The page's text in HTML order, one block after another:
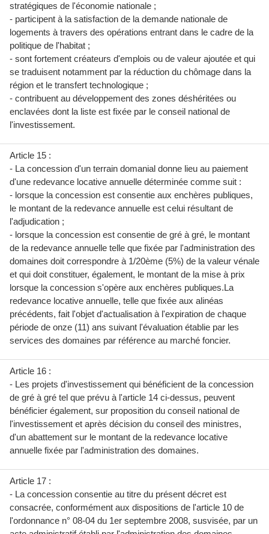
stratégiques de l'économie nationale ;
- participent à la satisfaction de la demande nationale de
logements à travers des opérations entrant dans le cadre de la
politique de l'habitat ;
- sont fortement créateurs d'emplois ou de valeur ajoutée et qui
se traduisent notamment par la réduction du chômage dans la
région et le transfert technologique ;
- contribuent au développement des zones déshéritées ou
enclavées dont la liste est fixée par le conseil national de
l'investissement.
Article 15 :
- La concession d'un terrain domanial donne lieu au paiement
d'une redevance locative annuelle déterminée comme suit :
- lorsque la concession est consentie aux enchères publiques,
le montant de la redevance annuelle est celui résultant de
l'adjudication ;
- lorsque la concession est consentie de gré à gré, le montant
de la redevance annuelle telle que fixée par l'administration des
domaines doit correspondre à 1/20ème (5%) de la valeur vénale
et qui doit constituer, également, le montant de la mise à prix
lorsque la concession s'opère aux enchères publiques.La
redevance locative annuelle, telle que fixée aux alinéas
précédents, fait l'objet d'actualisation à l'expiration de chaque
période de onze (11) ans suivant l'évaluation établie par les
services des domaines par référence au marché foncier.
Article 16 :
- Les projets d'investissement qui bénéficient de la concession
de gré à gré tel que prévu à l'article 14 ci-dessus, peuvent
bénéficier également, sur proposition du conseil national de
l'investissement et après décision du conseil des ministres,
d'un abattement sur le montant de la redevance locative
annuelle fixée par l'administration des domaines.
Article 17 :
- La concession consentie au titre du présent décret est
consacrée, conformément aux dispositions de l'article 10 de
l'ordonnance n° 08-04 du 1er septembre 2008, susvisée, par un